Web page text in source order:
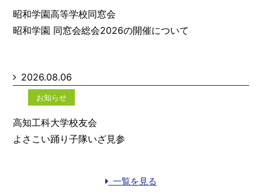
昭和学園高等学校同窓会
昭和学園 同窓会総会2026の開催について
2026.08.06
お知らせ
高知工科大学校友会
よさこい踊り子隊いざ見参
一覧を見る